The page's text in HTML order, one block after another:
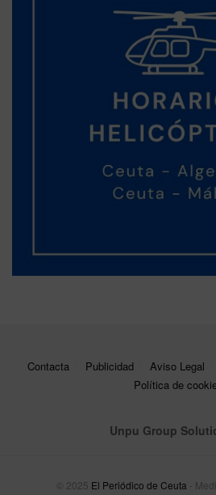
Contacta Publicidad Aviso Legal
Política de
Unpu Group
© 2025 El Periódico de Ceuta -